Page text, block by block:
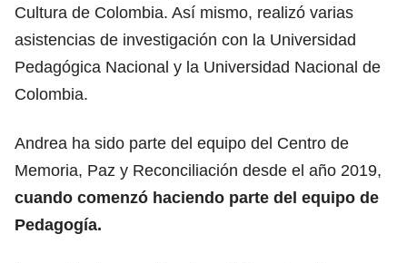
Cultura de Colombia. Así mismo, realizó varias
asistencias de investigación con la Universidad
Pedagógica Nacional y la Universidad Nacional de
Colombia.
Andrea ha sido parte del equipo del Centro de
Memoria, Paz y Reconciliación desde el año 2019,
cuando comenzó haciendo parte del equipo de
Pedagogía.